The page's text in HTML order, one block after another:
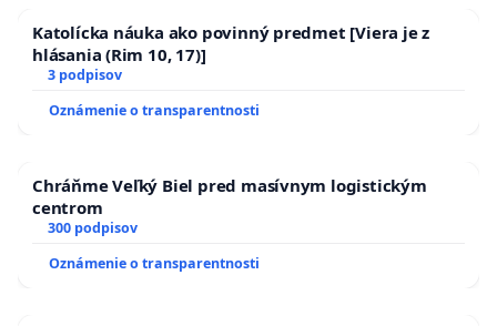
Katolícka náuka ako povinný predmet [Viera je z
hlásania (Rim 10, 17)]
3 podpisov
Oznámenie o transparentnosti
Chráňme Veľký Biel pred masívnym logistickým
centrom
300 podpisov
Oznámenie o transparentnosti